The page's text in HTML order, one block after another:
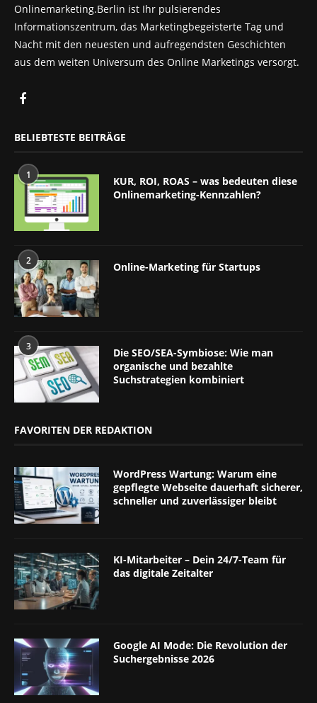
Onlinemarketing.Berlin ist Ihr pulsierendes
Informationszentrum, das Marketingbegeisterte Tag und
Nacht mit den neuesten und aufregendsten Geschichten
aus dem weiten Universum des Online Marketings versorgt.
BELIEBTESTE BEITRÄGE
1
KUR, ROI, ROAS – was bedeuten diese
Onlinemarketing-Kennzahlen?
2 Online-Marketing für Startups
3
Die SEO/SEA-Symbiose: Wie man
organische und bezahlte
Suchstrategien kombiniert
FAVORITEN DER REDAKTION
WordPress Wartung: Warum eine
gepflegte Webseite dauerhaft sicherer,
schneller und zuverlässiger bleibt
KI-Mitarbeiter – Dein 24/7-Team für
das digitale Zeitalter
Google AI Mode: Die Revolution der
Suchergebnisse 2026